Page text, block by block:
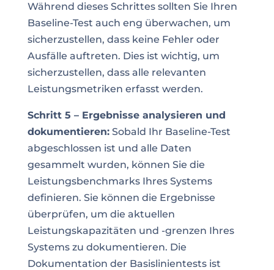
Während dieses Schrittes sollten Sie Ihren
Baseline-Test auch eng überwachen, um
sicherzustellen, dass keine Fehler oder
Ausfälle auftreten. Dies ist wichtig, um
sicherzustellen, dass alle relevanten
Leistungsmetriken erfasst werden.
Schritt 5 – Ergebnisse analysieren und
dokumentieren:Sobald Ihr Baseline-Test
abgeschlossen ist und alle Daten
gesammelt wurden, können Sie die
Leistungsbenchmarks Ihres Systems
definieren. Sie können die Ergebnisse
überprüfen, um die aktuellen
Leistungskapazitäten und -grenzen Ihres
Systems zu dokumentieren. Die
Dokumentation der Basislinientests ist